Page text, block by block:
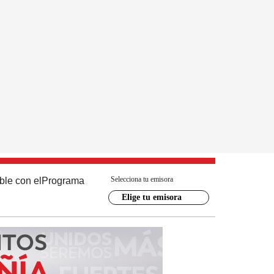
con el Programa Selecciona tu emisora
Elige tu emisora